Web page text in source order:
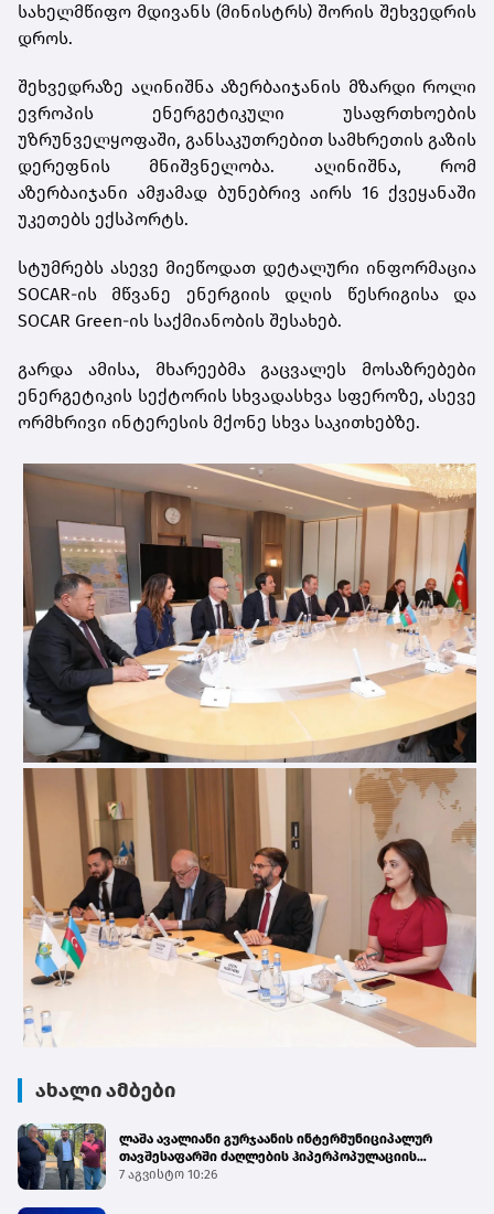
სახელმწიფო მდივანს (მინისტრს) შორის შეხვედრის
დროს.
შეხვედრაზე აღინიშნა აზერბაიჯანის მზარდი როლი
ევროპის ენერგეტიკული უსაფრთხოების
უზრუნველყოფაში, განსაკუთრებით სამხრეთის გაზის
დერეფნის მნიშვნელობა. აღინიშნა, რომ
აზერბაიჯანი ამჟამად ბუნებრივ აირს 16 ქვეყანაში
უკეთებს ექსპორტს.
სტუმრებს ასევე მიეწოდათ დეტალური ინფორმაცია
SOCAR-ის მწვანე ენერგიის დღის წესრიგისა და
SOCAR Green-ის საქმიანობის შესახებ.
გარდა ამისა, მხარეებმა გაცვალეს მოსაზრებები
ენერგეტიკის სექტორის სხვადასხვა სფეროზე, ასევე
ორმხრივი ინტერესის მქონე სხვა საკითხებზე.
ახალი ამბები
ლაშა ავალიანი გურჯაანის ინტერმუნიციპალურ
თავშესაფარში ძაღლების ჰიპერპოპულაციის
მართვის პროგრამის მიმდინარეობას გაეცნო
7 აგვისტო 10:26